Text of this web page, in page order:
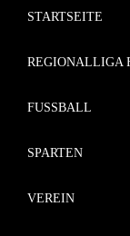
STARTSEITE
REGIONALLIGA
FUSSBALL
SPARTEN
VEREIN